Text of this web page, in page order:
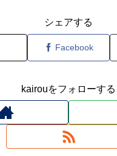
シェアする
Facebook
kairouをフォローする